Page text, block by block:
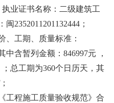
执业证书名称：二级建筑工
2352011201132444；
、工期、质量标准：
中含暂列金额：846997元 ，
总工期为360个日历天，其
工程施工质量验收规范》合